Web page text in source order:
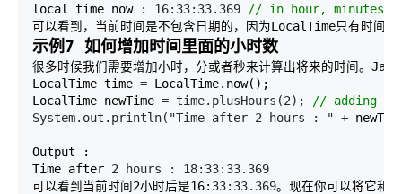
local time now : 16:33:33.369 // in hour, minutes,
可以看到，当前时间是不包含日期的，因为LocalTime只有时间，
示例7 如何增加时间里面的小时数
很多时候我们需要增加小时，分或者秒来计算出将来的时间。
LocalTime time = LocalTime.now();
LocalTime newTime = time.plusHours(2); // adding
System.out.println("Time after 2 hours : " +
Output :
Time after 2 hours : 18:33:33.369
可以看到当前时间2小时后是16: 33:33.369。现在你可以将它和